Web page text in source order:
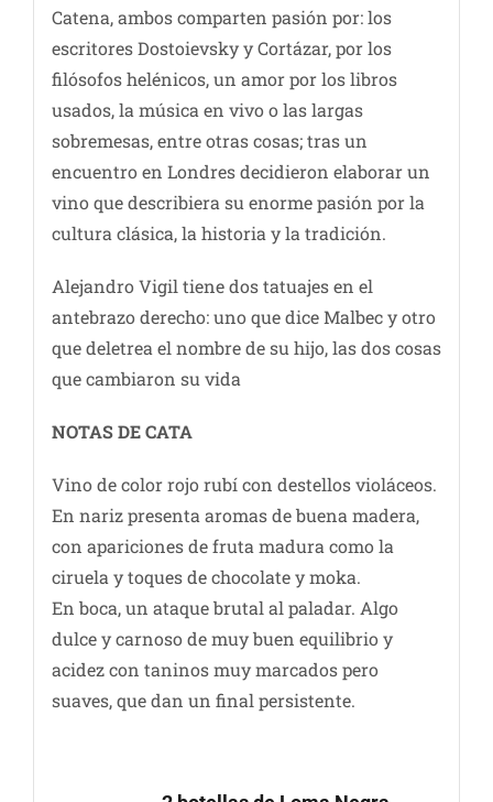
Catena, ambos comparten pasión por: los
escritores Dostoievsky y Cortázar, por los
filósofos helénicos, un amor por los libros
usados, la música en vivo o las largas
sobremesas, entre otras cosas; tras un
encuentro en Londres decidieron elaborar un
vino que describiera su enorme pasión por la
cultura clásica, la historia y la tradición.
Alejandro Vigil tiene dos tatuajes en el
antebrazo derecho: uno que dice Malbec y otro
que deletrea el nombre de su hijo, las dos cosas
que cambiaron su vida
NOTAS DE CATA
Vino de color rojo rubí con destellos violáceos.
En nariz presenta aromas de buena madera,
con apariciones de fruta madura como la
ciruela y toques de chocolate y moka.
En boca, un ataque brutal al paladar. Algo
dulce y carnoso de muy buen equilibrio y
acidez con taninos muy marcados pero
suaves, que dan un final persistente.